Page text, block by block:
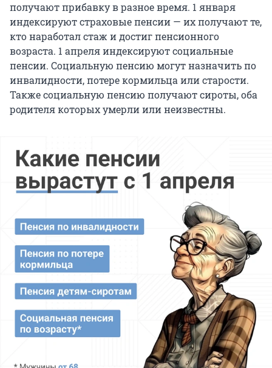
получают прибавку в разное время. 1 января
индексируют страховые пенсии — их получают те,
кто наработал стаж и достиг пенсионного
возраста. 1 апреля индексируют социальные
пенсии. Социальную пенсию могут назначить по
инвалидности, потере кормильца или старости.
Также социальную пенсию получают сироты, оба
родителя которых умерли или неизвестны.